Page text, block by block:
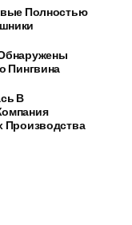
Полностью
Пингвина
В
Производства